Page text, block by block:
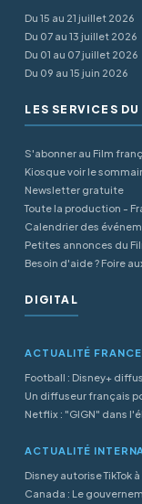
Du 15 au 21 juillet 2026
Du 07 au 13 juillet 2026
Du 01 au 07 juillet 2026
Du 09 au 15 juin 2026
LES SERVICES
S'abonner au Film
Kiosque voir le
Newsletter gratuite
Toute la production -
Calendrier des
Petites annonces du
Besoin d'aide ? Foire
DIGITAL
ACTUALITÉ FRANCE
Football : Disney+
Un diffuseur français
Netflix : "GIGN" dans
ACTUALITÉ
Disney autorise
Canada : Le